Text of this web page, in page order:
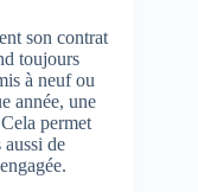
son contrat
toujours
à neuf ou
année, une
permet
de